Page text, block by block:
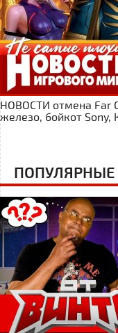
НОВОСТИ отмена Far
железо, бойкот Sony,